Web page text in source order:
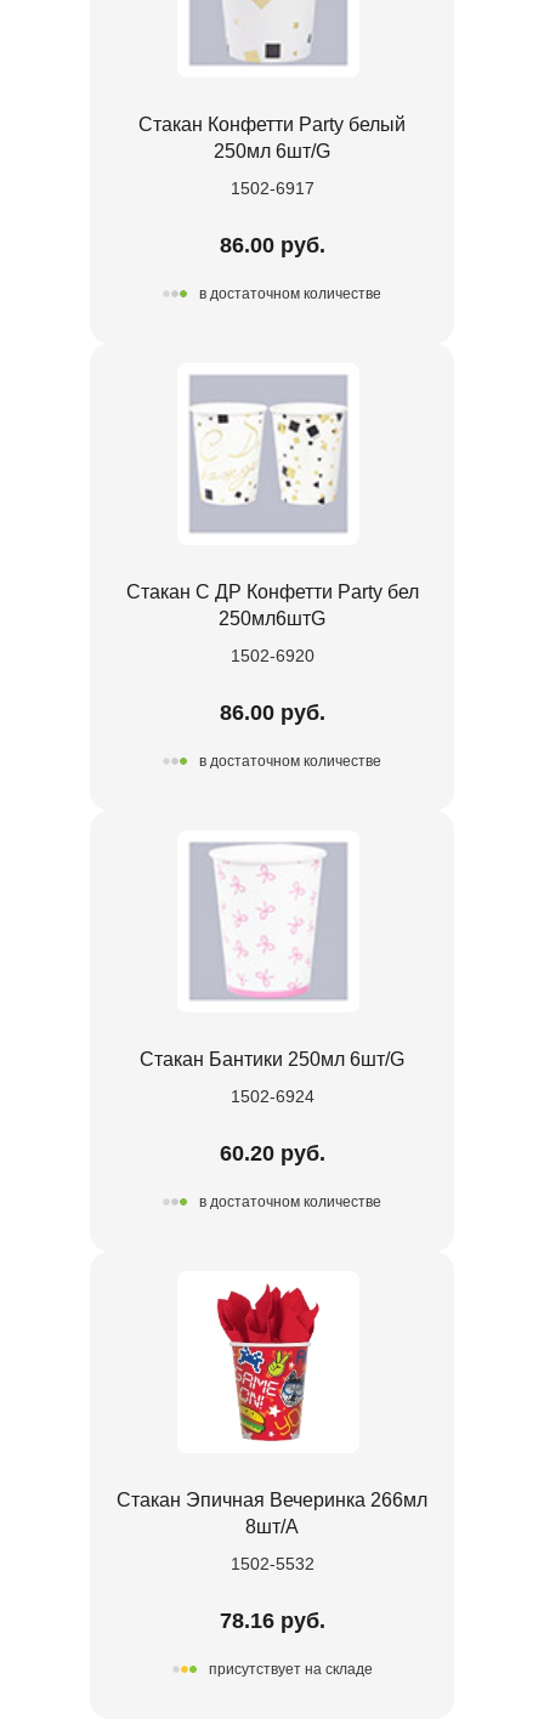
Стакан Конфетти Party белый
250мл 6шт/G
1502-6917
86.00 руб.
в достаточном количестве
Стакан С ДР Конфетти Party бел
250мл6штG
1502-6920
86.00 руб.
в достаточном количестве
Стакан Бантики 250мл 6шт/G
1502-6924
60.20 руб.
в достаточном количестве
Стакан Эпичная Вечеринка 266мл
8шт/А
1502-5532
78.16 руб.
присутствует на складе